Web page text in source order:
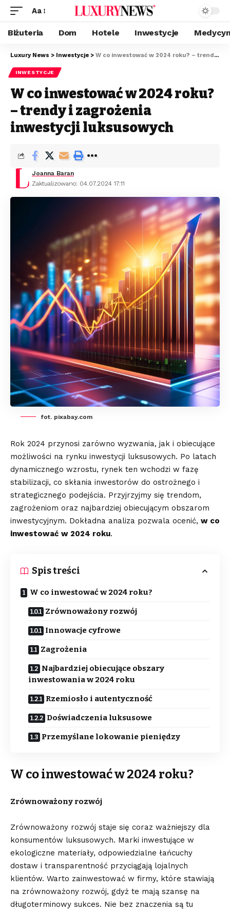
Aa
Biżuteria Dom Hotele Inwestycje
Luxury News > Inwestycje > W co inwestować w 2024 roku? – trendy i zagrożenia inwestycji luksusowych
INWESTYCJE
W co inwestować w 2024 roku?
– trendy i zagrożenia
inwestycji luksusowych
Zaktualizowano: 04.07.2024 17:11
Joanna Baran
fot. pixabay.com
Rok 2024 przynosi zarówno wyzwania, jak i obiecujące
możliwości na rynku inwestycji luksusowych. Po latach
dynamicznego wzrostu, rynek ten wchodzi w fazę
stabilizacji, co skłania inwestorów do ostrożnego i
strategicznego podejścia. Przyjrzyjmy się trendom,
zagrożeniom oraz najbardziej obiecującym obszarom
inwestycyjnym. Dokładna analiza pozwala ocenić, w co
inwestować w 2024 roku.
Spis treści
W co inwestować w 2024 roku?
Zrównoważony rozwój
Innowacje cyfrowe
Zagrożenia
Najbardziej obiecujące obszary
inwestowania w 2024 roku
Rzemiosło i autentyczność
Doświadczenia luksusowe
Przemyślane lokowanie pieniędzy
W co inwestować w 2024 roku?
Zrównoważony rozwój
Zrównoważony rozwój staje się coraz ważniejszy dla
konsumentów luksusowych. Marki inwestujące w
ekologiczne materiały, odpowiedzialne łańcuchy
dostaw i transparentność przyciągają lojalnych
klientów. Warto zainwestować w firmy, które stawiają
na zrównoważony rozwój, gdyż te mają szansę na
długoterminowy sukces. Nie bez znaczenia są tu